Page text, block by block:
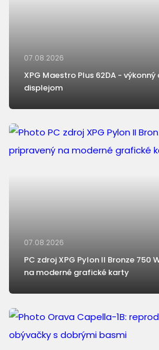
07.08.2026
XPG Maestro Plus 62DA -
displejom
07.08.2026
PC zdroj XPG Pylon II Bronze 750
na moderné grafické karty